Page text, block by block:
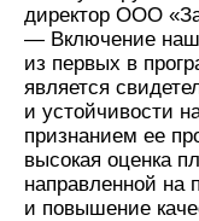
директор ООО
— Включение
из первых в
является
и устойчивости
признанием ее
высокая оценка
направленной на
и повышение